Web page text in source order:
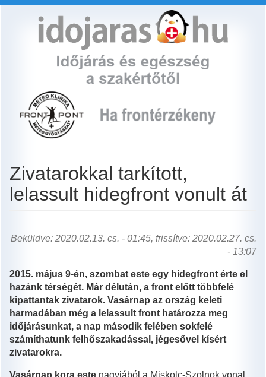
Zivatarokkal tarkított,
lelassult hidegfront vonult át
Beküldve: 2020.02.13. cs. - 01:45, frissítve: 2020.02.27. cs.
- 13:07
2015. május 9-én, szombat este egy hidegfront érte el
hazánk térségét. Már délután, a front előtt többfelé
kipattantak zivatarok. Vasárnap az ország keleti
harmadában még a lelassult front határozza meg
időjárásunkat, a nap második felében sokfelé
számíthatunk felhőszakadással, jégesővel kísért
zivatarokra.
Vasárnap kora este nagyjából a Miskolc-Szolnok vonal